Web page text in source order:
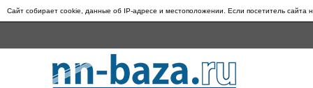
Сайт собирает cookie, данные об IP-адресе и местоположении. Если посетитель сайта